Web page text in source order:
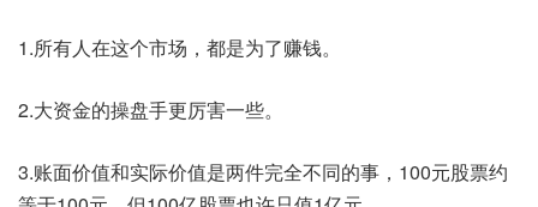
1.所有人在​这个市场，都是为了赚钱。
2.大资金的操盘手更厉害一些。
3.账面价值和实际价值是两件完全不同的事，100元股票约